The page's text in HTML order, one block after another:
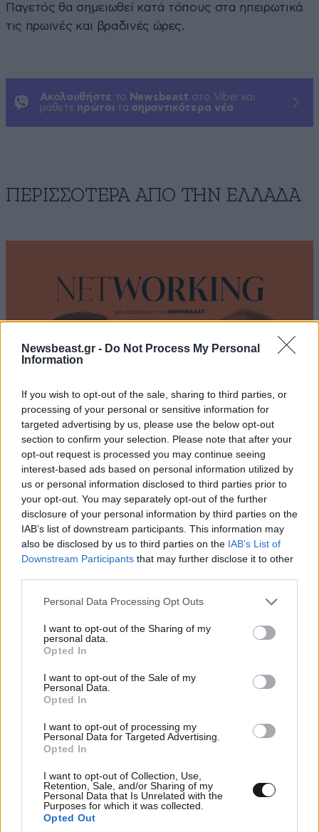
Newsbeast.gr - Do Not Process My Personal
Information
If you wish to opt-out of the sale, sharing to third parties, or
processing of your personal or sensitive information for
targeted advertising by us, please use the below opt-out
section to confirm your selection. Please note that after your
opt-out request is processed you may continue seeing
interest-based ads based on personal information utilized by
us or personal information disclosed to third parties prior to
your opt-out. You may separately opt-out of the further
disclosure of your personal information by third parties on the
IAB’s list of downstream participants. This information may
also be disclosed by us to third parties on the IAB’s List of
Downstream Participants that may further disclose it to other
Please note that this website/app uses one or more Google
not limited to your visit or usage behaviour. You may click to
grant or deny consent to Google and its third-party tags to
use your data for below specified purposes in below Google
consent section.
Personal Data Processing Opt Outs
I want to opt-out of the Sharing of my
personal data.
Opted In
I want to opt-out of the Sale of my
Personal Data.
Opted In
I want to opt-out of processing my
Personal Data for Targeted Advertising.
Opted In
I want to opt-out of Collection, Use,
Retention, Sale, and/or Sharing of my
Personal Data that Is Unrelated with the
Purposes for which it was collected.
Opted Out
Παγετός θα σημειωθεί κατά τόπους στα ηπειρωτικά
τις πρωινές και βραδινές ώρες.
Ακολουθήστε το Newsbeast στο Viber και
μάθετε πρώτοι τα σημαντικότερα νέα
ΠΕΡΙΣΣΟΤΕΡΑ ΑΠΟ ΤΗΝ ΕΛΛΑΔΑ
Χάρης Δούκας: Έργα που πάλεψα να γίνουν,
πηγαίνουν άλλοι στα εγκαίνια και λένε «το
καταφέραμε» – Η καλύτερή μου να κατέβει για
δήμαρχος ο Μπακογιάννης
Βίντεο-ντοκουμέντο από το θανατηφόρο
στο αντίθετο ρεύμα – Ακαριαία πέθαναν γιος
και μητέρα